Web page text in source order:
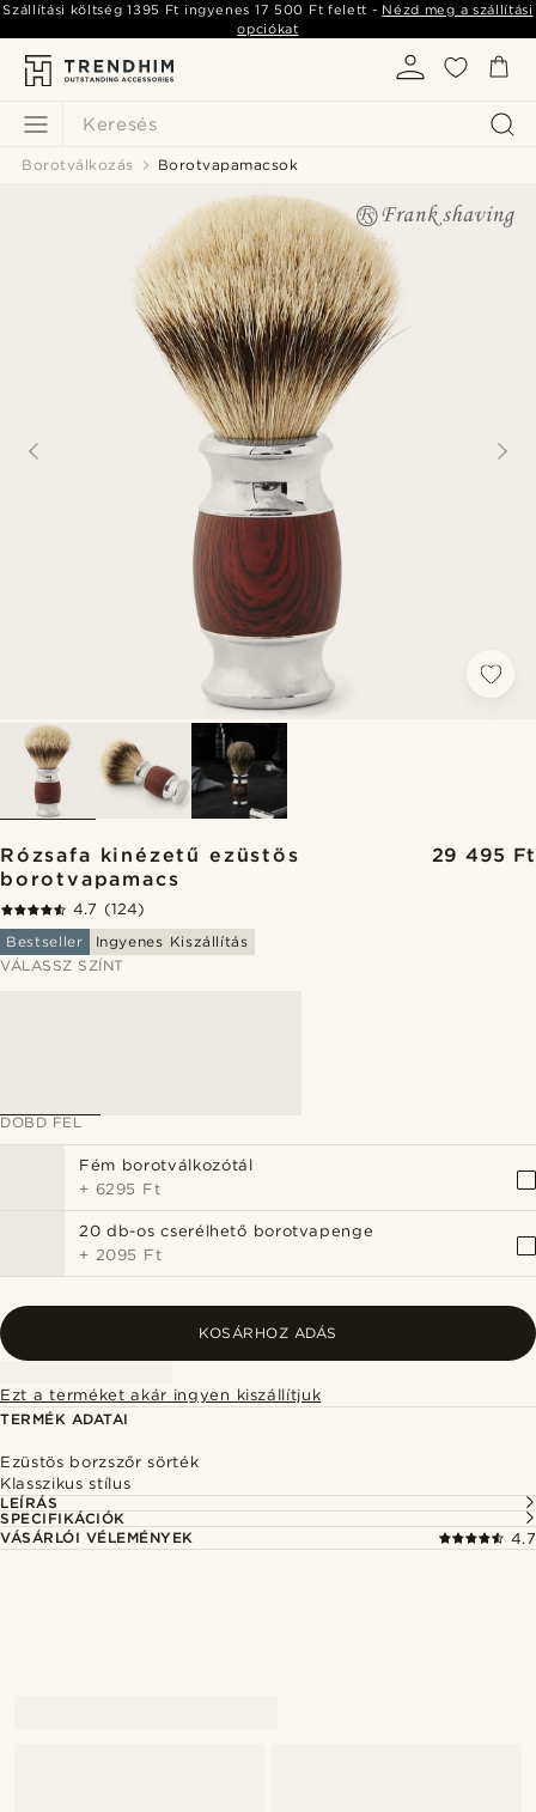
Keresés
Szállítási költség1395 Ft ingyenes 17 500 Ft felett - Nézd meg a szállítási
opciókat
Borotválkozás Borotvapamacsok
Rózsafa kinézetű ezüstös
borotvapamacs
29 495 Ft
4.7 (124)
Bestseller
Ingyenes Kiszállítás
VÁLASSZ SZÍNT
DOBD FEL
Fém borotválkozótál
+ 6295 Ft
20 db-os cserélhető borotvapenge
+ 2095 Ft
KOSÁRHOZ ADÁS
Ezt a terméket akár ingyen kiszállítjuk
TERMÉK ADATAI
Ezüstös borzszőr sörték
Klasszikus stílus
LEÍRÁS
SPECIFIKÁCIÓK
VÁSÁRLÓI VÉLEMÉNYEK
4.7